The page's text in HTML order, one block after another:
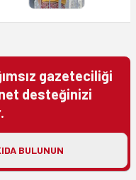
gazeteciliği
desteğinizi
BULUNUN